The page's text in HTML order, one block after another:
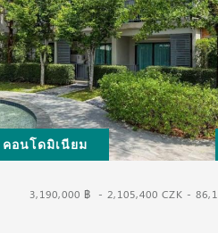
คอนโดมิเนียม
3,190,000 ฿ - 2,105,400 CZK -